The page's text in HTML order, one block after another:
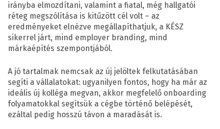
irányba elmozdítani, valamint a fiatal, még hallgatói
réteg megszólítása is kitűzött cél volt – az
eredményeket elnézve megállapíthatjuk, a KÉSZ
sikerrel járt, mind employer branding, mind
márkaépítés szempontjából.
A jó tartalmak nemcsak az új jelöltek felkutatásában
segíti a vállalatokat: ugyanilyen fontos, hogy ha már az
ideális új kolléga megvan, akkor megfelelő onboarding
folyamatokkal segítsük a cégbe történő belépését,
ezáltal pedig hosszú távon a maradását is.